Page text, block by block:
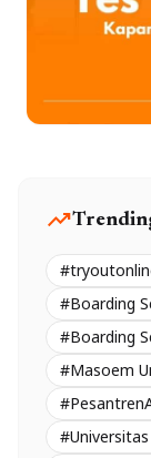
trending_up
#Boarding
#Boarding
#Masoem